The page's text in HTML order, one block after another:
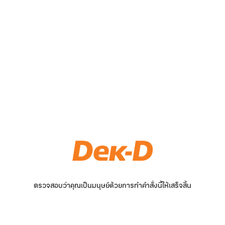
ตรวจสอบว่าคุณเป็นมนุษย์ด้วยการทำคำสั่งนี้ให้เสร็จสิ้น